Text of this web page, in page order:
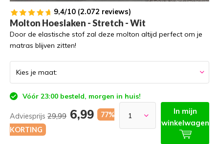
9,4/10 (2.072 reviews)
Molton Hoeslaken - Stretch - Wit
Door de elastische stof zal deze molton altijd perfect om je
matras blijven zitten!
Vóór 23:00 besteld, morgen in huis!
Adviesprijs 29,99 6,99
77%
KORTING
In mijn
winkelwagen